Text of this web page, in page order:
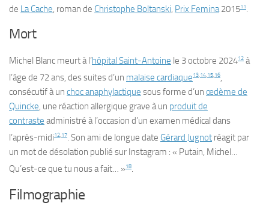
de La Cache, roman de Christophe Boltanski, Prix Femina201511.
Mort
Michel Blanc meurt à l’hôpital Saint-Antoine le 3 octobre 202412 à
l’âge de 72 ans, des suites d’un malaise cardiaque13 14 15 16,
consécutif à un choc anaphylactique sous forme d’un œdème de
Quincke, une réaction allergique grave à un produit de
contraste administré à l’occasion d’un examen médical dans
l’après-midi12 17. Son ami de longue date Gérard Jugnot réagit par
un mot de désolation publié sur Instagram : « Putain, Michel…
Qu’est-ce que tu nous a fait… »18.
Filmographie